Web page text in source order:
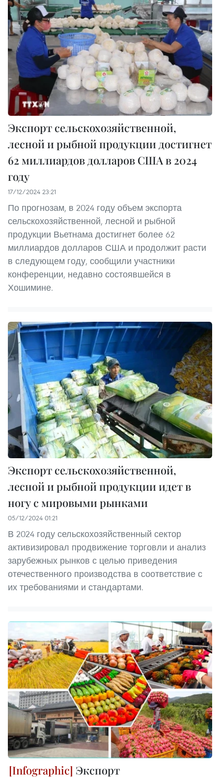
Экспорт сельскохозяйственной,
лесной и рыбной продукции достигнет
62 миллиардов долларов США в 2024
году
17/12/2024 23:21
По прогнозам, в 2024 году объем экспорта
сельскохозяйственной, лесной и рыбной
продукции Вьетнама достигнет более 62
миллиардов долларов США и продолжит расти
в следующем году, сообщили участники
конференции, недавно состоявшейся в
Хошимине.
Экспорт сельскохозяйственной,
лесной и рыбной продукции идет в
ногу с мировыми рынками
05/12/2024 01:21
В 2024 году сельскохозяйственный сектор
активизировал продвижение торговли и анализ
зарубежных рынков с целью приведения
отечественного производства в соответствие с
их требованиями и стандартами.
Экспорт